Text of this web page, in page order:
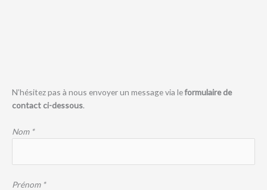
N’hésitez pas à nous envoyer un message via leformulaire de
contact ci-dessous.
Nom *
Prénom *